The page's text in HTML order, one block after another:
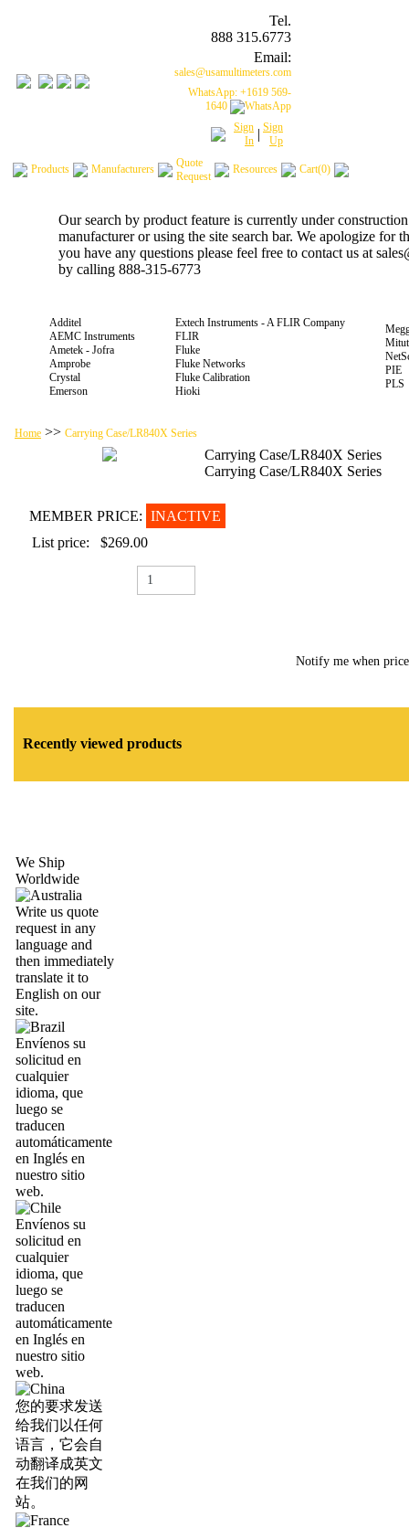
Tel.
888 315.6773
Email:
sales@usamultimeters.com
WhatsApp: +1619 569-
1640
Sign
In | Sign
Up
Products Manufacturers
Quote
Request
Resources Cart(0)
Our search by product feature is currently under
manufacturer or using the site search bar. We apologize for
you have any questions please feel free to contact us at
by calling 888-315-6773
Additel
AEMC Instruments
Ametek - Jofra
Amprobe
Crystal
Emerson
Extech Instruments - A FLIR Company
FLIR
Fluke
Fluke Networks
Fluke Calibration
Hioki
PIE
PLS
Home >> Carrying Case/LR840X Series
Carrying Case/LR840X Series
Carrying Case/LR840X Series
MEMBER PRICE: INACTIVE
List price:
$269.00
Notify me when
Recently viewed products
We Ship
Worldwide
Write us quote
request in any
language and
then immediately
translate it to
English on our
site.
Envíenos su
solicitud en
cualquier
idioma, que
luego se
traducen
automáticamente
en Inglés en
nuestro sitio
web.
Envíenos su
solicitud en
cualquier
idioma, que
luego se
traducen
automáticamente
en Inglés en
nuestro sitio
web.
您的要求发送
给我们以任何
语言，它会自
动翻译成英文
在我们的网
站。